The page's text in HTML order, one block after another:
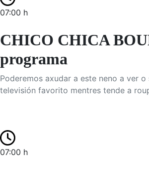
07:00 h
CHICO CHICA
programa
Poderemos axudar a este neno a ver
televisión favorito mentres tende a
07:00 h